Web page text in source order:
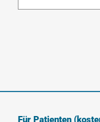
Für Patienten